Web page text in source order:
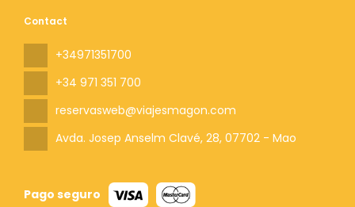
Contact
+34971351700
+34 971 351 700
reservasweb@viajesmagon.com
Avda. Josep Anselm Clavé, 28, 07702 - Mao
Pago seguro